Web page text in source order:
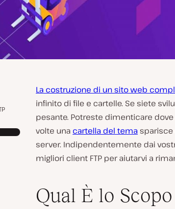
La costruzione di un sito web
infinito di file e cartelle. Se siete
pesante. Potreste dimenticare
volte una cartella del tema
server. Indipendentemente dai
migliori client FTP per aiutarvi a
Qual È lo